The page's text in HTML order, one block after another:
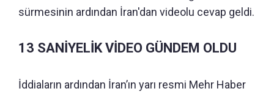
sürmesinin ardından İran'dan videolu cevap geldi.
13 SANİYELİK VİDEO GÜNDEM OLDU
İddiaların ardından İran’ın yarı resmi Mehr Haber